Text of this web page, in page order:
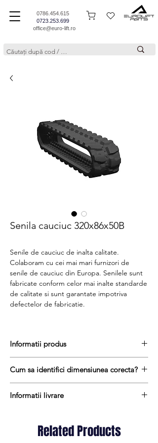
0786.454.615
0723.253.699
office@euro-lift.ro
Senila cauciuc 320x86x50B
Senile de cauciuc de inalta calitate.
Colaboram cu cei mai mari furnizori de
senile de cauciuc din Europa. Senilele sunt
fabricate conform celor mai inalte standarde
de calitate si sunt garantate impotriva
defectelor de fabricatie.
Informatii produs
un amestec de cauciuc natural si cauciuc
sintetic cu adaos de substante chimice anti-
abrazive pentru a reduce rata de uzura prin
In interiorul sinelor de cauciuc gasim un
miez format din cabluri de otel de
Cum sa identifici dimensiunea corecta?
cauciuc, urmati acesti trei pasi simpli:
masurati distanta dintre centrul dintelui
si centrul urmatorului dinte = a doua
Informatii livrare
cauciuc variaza intre 1 si 10 zile lucratoare.
Transportul este gratuit oriunde in Romania
Related Products